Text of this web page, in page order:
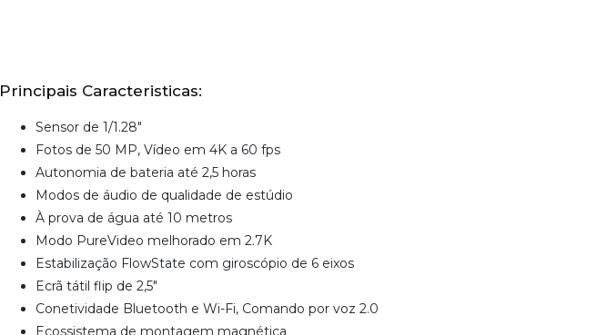
Principais Caracteristicas:
Sensor de 1/1.28"
Fotos de 50 MP, Vídeo em 4K a 60 fps
Autonomia de bateria até 2,5 horas
Modos de áudio de qualidade de estúdio
À prova de água até 10 metros
Modo PureVideo melhorado em 2.7K
Estabilização FlowState com giroscópio de 6 eixos
Ecrã tátil flip de 2,5"
Conetividade Bluetooth e Wi-Fi, Comando por voz 2.0
Ecossistema de montagem magnética